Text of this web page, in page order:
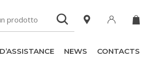
NEWS CONTACTS